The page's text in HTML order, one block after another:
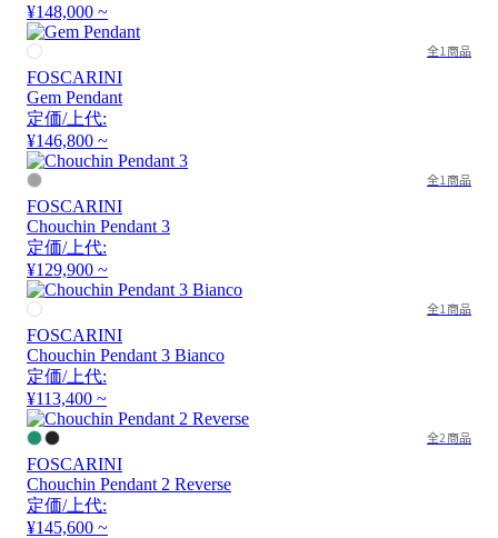
¥148,000 ~
全1商品
FOSCARINI
Gem Pendant
定価/上代:
¥146,800 ~
全1商品
FOSCARINI
Chouchin Pendant 3
定価/上代:
¥129,900 ~
全1商品
FOSCARINI
Chouchin Pendant 3 Bianco
定価/上代:
¥113,400 ~
全2商品
FOSCARINI
Chouchin Pendant 2 Reverse
定価/上代:
¥145,600 ~